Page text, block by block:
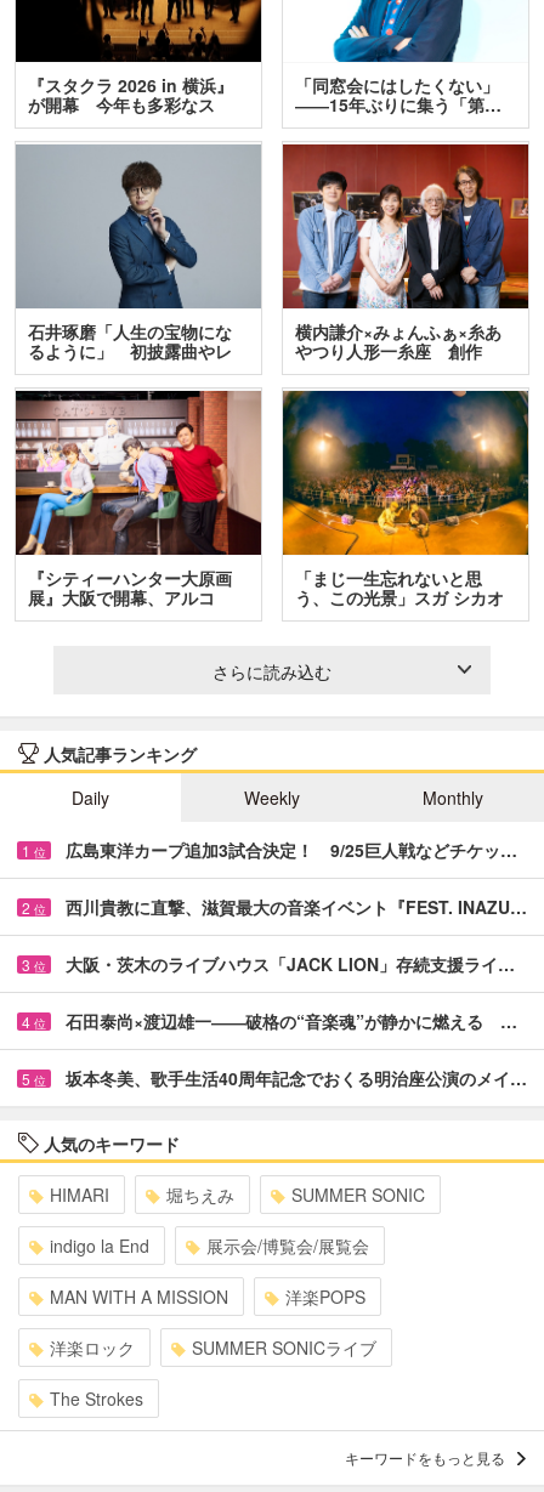
『スタクラ 2026 in 横浜』
が開幕 今年も多彩なス
テ…
「同窓会にはしたくない」
――15年ぶりに集う「第…
石井琢磨「人生の宝物にな
るように」 初披露曲やレ
ア…
横内謙介×みょんふぁ×糸あ
やつり人形一糸座 創作
人…
『シティーハンター大原画
展』大阪で開幕、アルコ
＆…
「まじ一生忘れないと思
う、この光景」スガ シカオ
と…
さらに読み込む
人気記事ランキング
Daily
Weekly Monthly
1 位 広島東洋カープ追加3試合決定！ 9/25巨人戦などチケッ…
2 位 西川貴教に直撃、滋賀最大の音楽イベント『FEST. INAZU…
3 位 大阪・茨木のライブハウス「JACK LION」存続支援ライ…
4 位 石田泰尚×渡辺雄一――破格の“音楽魂”が静かに燃える …
5 位 坂本冬美、歌手生活40周年記念でおくる明治座公演のメイ…
人気のキーワード
HIMARI 堀ちえみ SUMMER SONIC
indigo la End 展示会/博覧会/展覧会
MAN WITH A MISSION 洋楽POPS
洋楽ロック SUMMER SONICライブ
The Strokes
キーワードをもっと見る